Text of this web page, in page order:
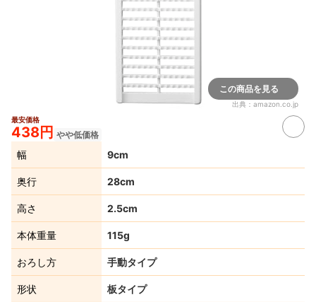
この商品を見る
出典： amazon.co.jp
最安価格
438円 やや低価格
幅 9cm
奥行 28cm
高さ 2.5cm
本体重量 115g
おろし方 手動タイプ
形状 板タイプ